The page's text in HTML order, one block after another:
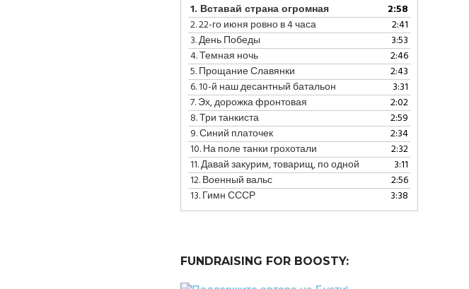
вниз,
чтобы
увеличить
или
уменьшить
громкость.
1. Вставай страна огромная
2:58
2.22-го июня ровно в 4 часа
2:41
3.День Победы
3:53
4.Темная ночь
2:46
5.Прощание Славянки
2:43
6.10-й наш десантный батальон
3:31
7.Эх, дорожка фронтовая
2:02
8.Три танкиста
2:59
9.Синий платочек
2:34
10.На поле танки грохотали
2:32
11.Давай закурим, товарищ, по одной
3:11
12.Военный вальс
2:56
13.Гимн СССР 3:38
FUNDRAISING FOR BOOSTY: